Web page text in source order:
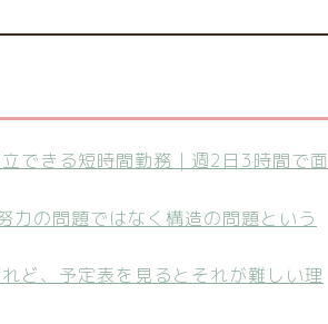
できる短時間勤務｜週2日3時間で面
力の問題ではなく構造の問題という
ど、予定表を見るとそれが難しい理